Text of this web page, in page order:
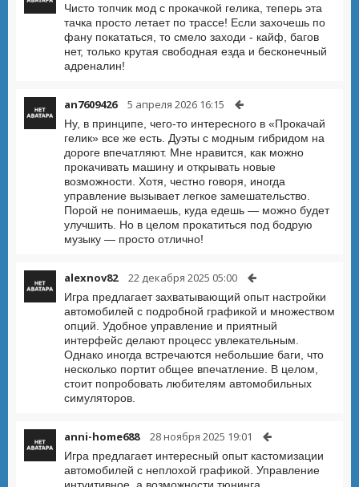
Чисто топчик мод с прокачкой гелика, теперь эта
тачка просто летает по трассе! Если захочешь по
фану покататься, то смело заходи - кайф, багов
нет, только крутая свободная езда и бесконечный
адреналин!
an7609426 5 апреля 2026 16:15
Ну, в принципе, чего-то интересного в «Прокачай
гелик» все же есть. Дуэты с модным гибридом на
дороге впечатляют. Мне нравится, как можно
прокачивать машину и открывать новые
возможности. Хотя, честно говоря, иногда
управление вызывает легкое замешательство.
Порой не понимаешь, куда едешь — можно будет
улучшить. Но в целом прокатиться под бодрую
музыку — просто отлично!
alexnov82 22 декабря 2025 05:00
Игра предлагает захватывающий опыт настройки
автомобилей с подробной графикой и множеством
опций. Удобное управление и приятный
интерфейс делают процесс увлекательным.
Однако иногда встречаются небольшие баги, что
несколько портит общее впечатление. В целом,
стоит попробовать любителям автомобильных
симуляторов.
anni-home688 28 ноября 2025 19:01
Игра предлагает интересный опыт кастомизации
автомобилей с неплохой графикой. Управление
интуитивное, а возможности тюнинга